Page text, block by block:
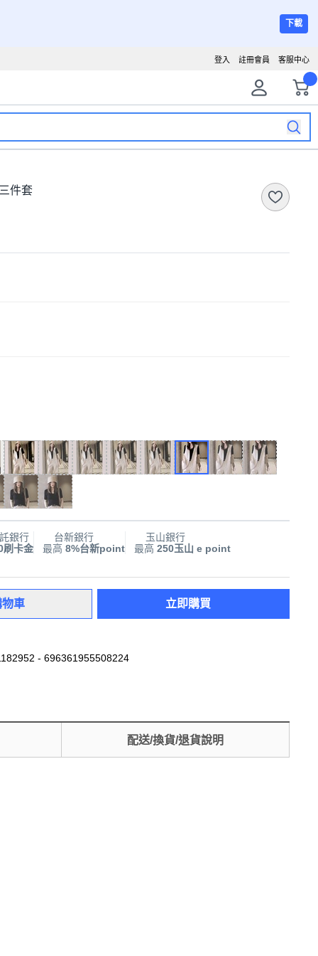
下載
客服中心
註冊會員
登入
件套
銀行
刷卡金
台新銀行
最高 8%台新point
玉山銀行
最高 250玉山 e point
車 立即購買
- 696361955508224
配送/換貨/退貨說明